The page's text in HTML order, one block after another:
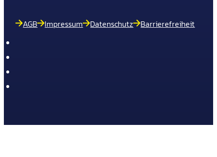
AGB Impressum Datenschutz Barrierefreiheit